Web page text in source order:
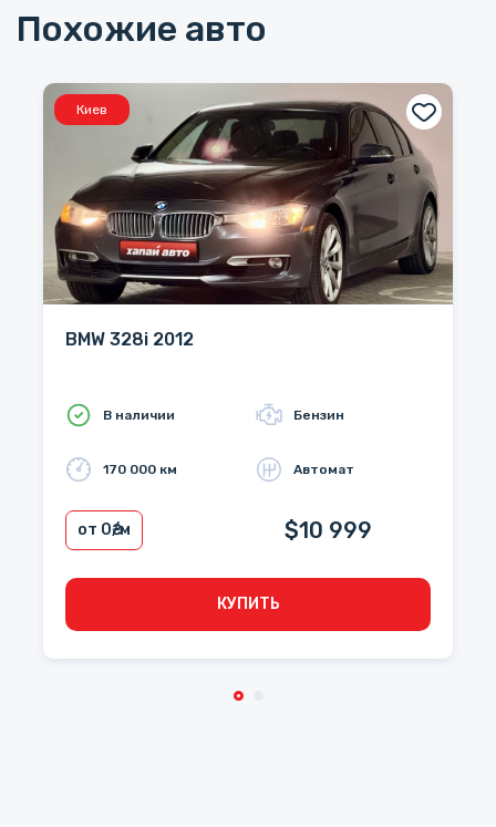
Похожие авто
Киев
BMW 328i 2012
В наличии Бензин
170 000 км Автомат
от 0₴/м $10 999
КУПИТЬ